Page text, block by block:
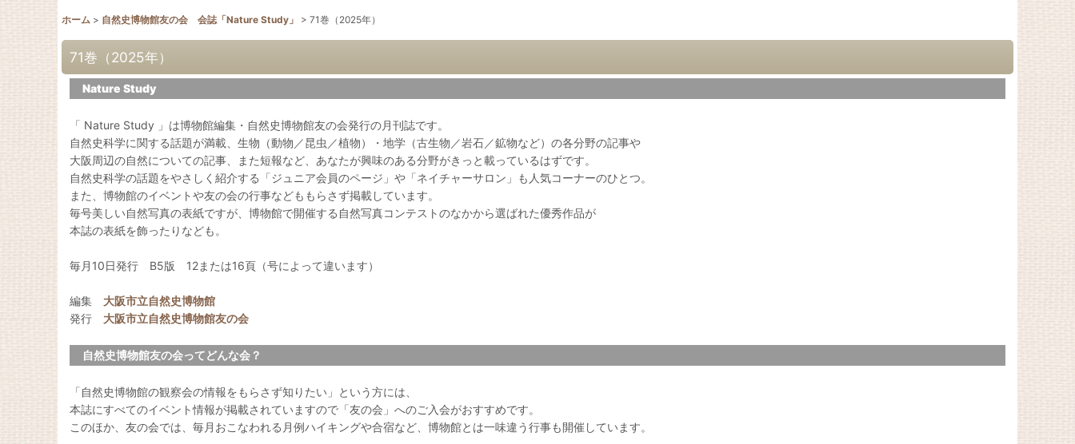
ホーム > 自然史博物館友の会 会誌「Nature Study」 > 71巻（2025年）
71巻（2025年）
Nature Study
「 Nature Study 」は博物館編集・自然史博物館友の会発行の月刊誌です。
自然史科学に関する話題が満載、生物（動物／昆虫／植物）・地学（古生物／岩石／鉱物など）の各分野の記事や
大阪周辺の自然についての記事、また短報など、あなたが興味のある分野がきっと載っているはずです。
自然史科学の話題をやさしく紹介する「ジュニア会員のページ」や「ネイチャーサロン」も人気コーナーのひとつ。
また、博物館のイベントや友の会の行事などももらさず掲載しています。
毎号美しい自然写真の表紙ですが、博物館で開催する自然写真コンテストのなかから選ばれた優秀作品が
本誌の表紙を飾ったりなども。
毎月10日発行 B5版 12または16頁（号によって違います）
編集 大阪市立自然史博物館
発行 大阪市立自然史博物館友の会
自然史博物館友の会ってどんな会？
「自然史博物館の観察会の情報をもらさず知りたい」という方には、
本誌にすべてのイベント情報が掲載されていますので「友の会」へのご入会がおすすめです。
このほか、友の会では、毎月おこなわれる月例ハイキングや合宿など、博物館とは一味違う行事も開催しています。